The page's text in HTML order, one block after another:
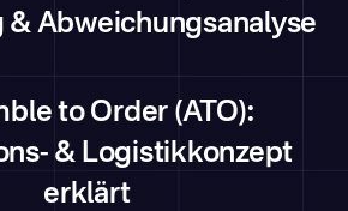
& Abweichungsanalyse
to Order (ATO):
& Logistikkonzept
erklärt